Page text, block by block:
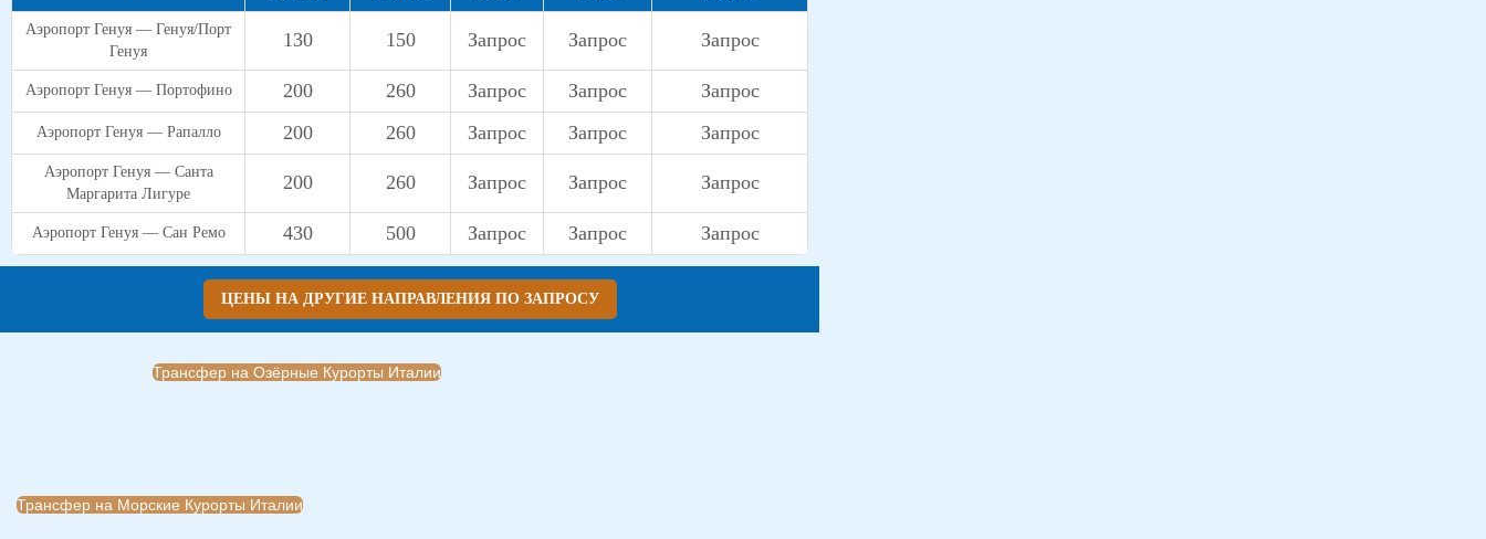
Аэропорт Генуя — Генуя/Порт
Генуя
130 150 Запрос Запрос Запрос
Аэропорт Генуя — Портофино 200 260 Запрос Запрос Запрос
Аэропорт Генуя — Рапалло 200 260 Запрос Запрос Запрос
Аэропорт Генуя — Санта
Маргарита Лигуре
200 260 Запрос Запрос Запрос
Аэропорт Генуя — Сан Ремо 430 500 Запрос Запрос Запрос
ЦЕНЫ НА ДРУГИЕ НАПРАВЛЕНИЯ ПО ЗАПРОСУ
Трансфер на Озёрные Курорты Италии
Трансфер на Морские Курорты Италии